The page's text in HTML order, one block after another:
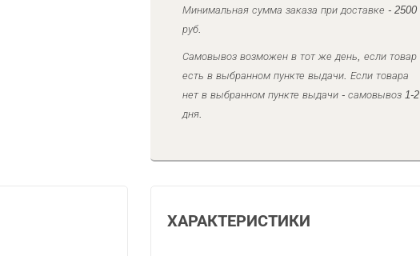
Минимальная сумма заказа при доставке - 2500
руб.
Самовывоз возможен в тот же день, если товар
есть в выбранном пункте выдачи. Если товара
нет в выбранном пункте выдачи - самовывоз 1-2
дня.
ХАРАКТЕРИСТИКИ